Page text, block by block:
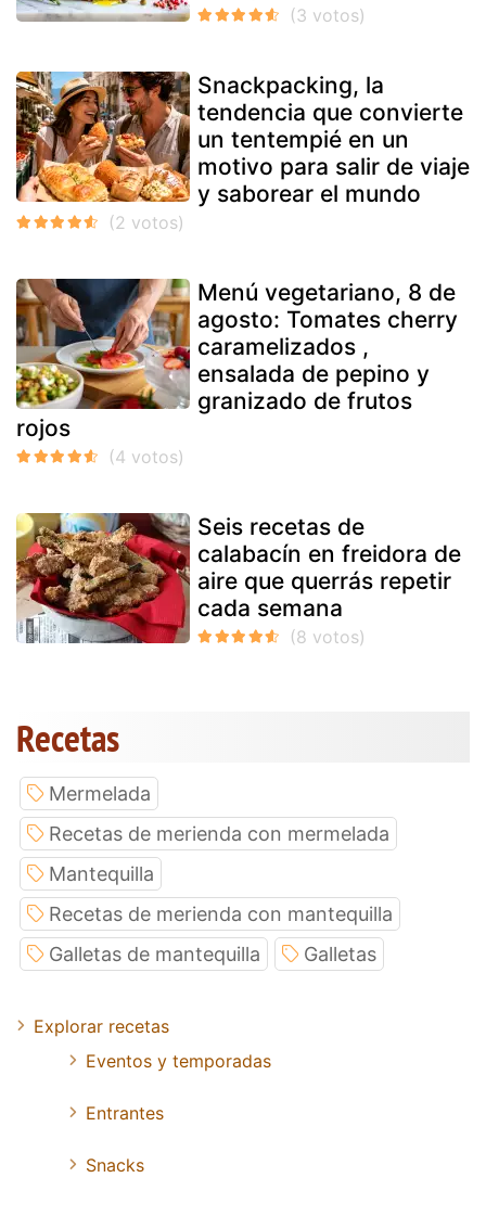
Snackpacking, la
tendencia que convierte
un tentempié en un
motivo para salir de viaje
y saborear el mundo
Menú vegetariano, 8 de
agosto: Tomates cherry
caramelizados ,
ensalada de pepino y
granizado de frutos
rojos
Seis recetas de
calabacín en freidora de
aire que querrás repetir
cada semana
Recetas
Mermelada
Recetas de merienda con mermelada
Mantequilla
Recetas de merienda con mantequilla
Galletas de mantequilla
Galletas
Explorar recetas
Eventos y temporadas
Entrantes
Snacks